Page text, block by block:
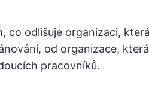
co odlišuje organizaci,
od organizace,
pracovníků.